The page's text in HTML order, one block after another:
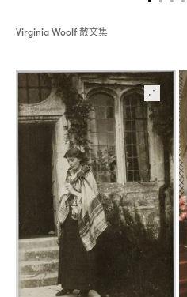
Virginia Woolf散文集